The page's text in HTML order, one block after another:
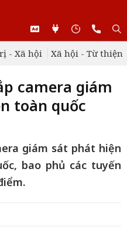
- Xã hội Xã hội - Từ thiện
camera giám
toàn quốc
giám sát phát hiện
bao phủ các tuyến